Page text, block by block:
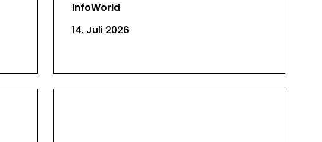
InfoWorld
14. Juli 2026